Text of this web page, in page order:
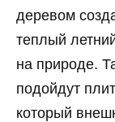
деревом
теплый
на природе.
подойдут
который